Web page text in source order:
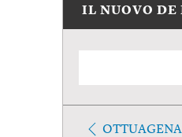
IL NUOVO DE